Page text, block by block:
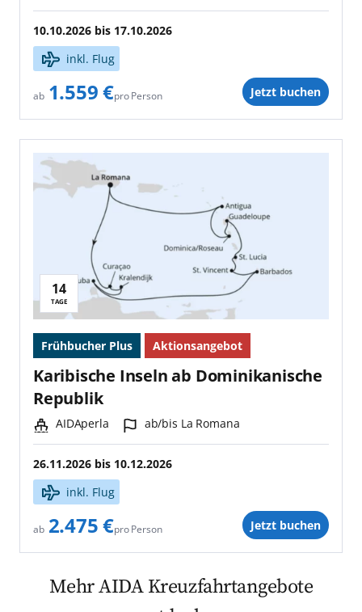
10.10.2026 bis 17.10.2026
inkl. Flug
ab 1.559 €pro Person Jetzt buchen
Reisedauer:
14
TAGE
Frühbucher Plus Aktionsangebot
Karibische Inseln ab Dominikanische
Republik
Schiff:
AIDAperla Hafen:
ab/bis La Romana
26.11.2026 bis 10.12.2026
inkl. Flug
ab 2.475 €pro Person Jetzt buchen
Mehr AIDA Kreuzfahrtangebote